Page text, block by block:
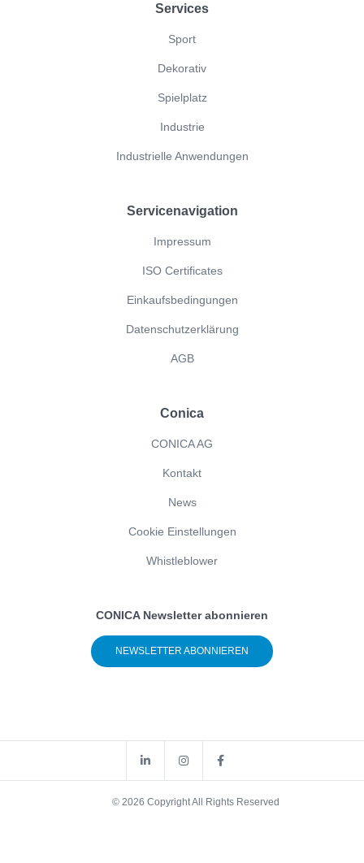
Services
Sport
Dekorativ
Spielplatz
Industrie
Industrielle Anwendungen
Servicenavigation
Impressum
ISO Certificates
Einkaufsbedingungen
Datenschutzerklärung
AGB
Conica
CONICA AG
Kontakt
News
Cookie Einstellungen
Whistleblower
CONICA Newsletter abonnieren
NEWSLETTER ABONNIEREN
© 2026 Copyright All Rights Reserved